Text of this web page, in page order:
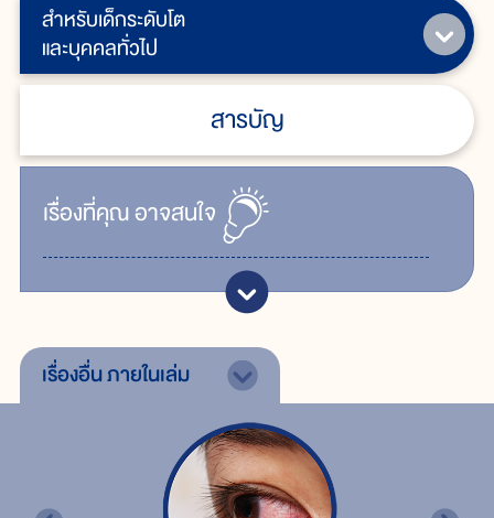
สำหรับเด็กระดับโต
และบุคคลทั่วไป
สารบัญ
เรื่ิองที่คุณอาจสนใจ
เรื่องอื่นภายในเล่ม